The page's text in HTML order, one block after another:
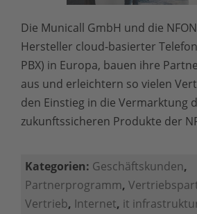
Die Municall GmbH und die
Hersteller cloud-basierter
PBX) in Europa, bauen ihre
aus und erleichtern so vielen
den Einstieg in die Vermarktung
zukunftssicheren Produkte der
Kategorien: Geschäftskunden,
Partnerprogramm,
Vertrieb, Internet, it